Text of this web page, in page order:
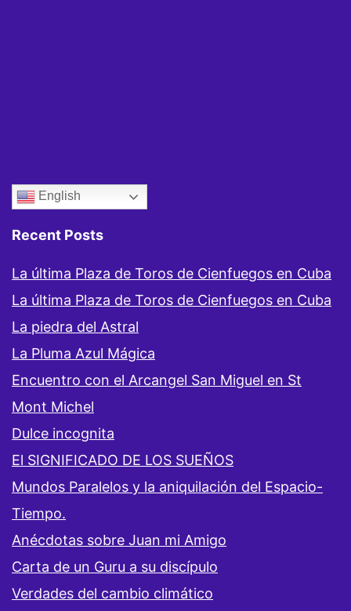
English
Recent Posts
La última Plaza de Toros de Cienfuegos en Cuba
La última Plaza de Toros de Cienfuegos en Cuba
La piedra del Astral
La Pluma Azul Mágica
Encuentro con el Arcangel San Miguel en St
Mont Michel
Dulce incognita
El SIGNIFICADO DE LOS SUEÑOS
Mundos Paralelos y la aniquilación del Espacio-
Tiempo.
Anécdotas sobre Juan mi Amigo
Carta de un Guru a su discípulo
Verdades del cambio climático